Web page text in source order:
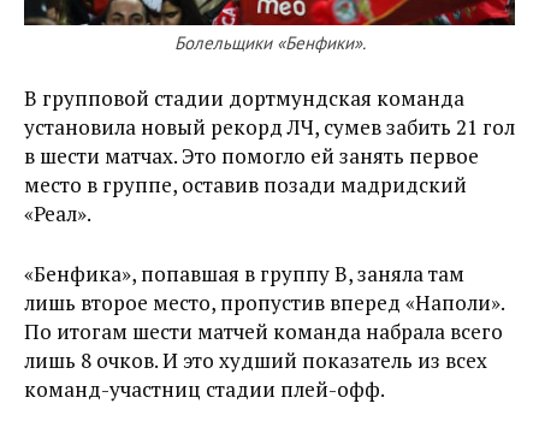
Болельщики «Бенфики».
В групповой стадии дортмундская команда
установила новый рекорд ЛЧ, сумев забить 21 гол
в шести матчах. Это помогло ей занять первое
место в группе, оставив позади мадридский
«Реал».
«Бенфика», попавшая в группу B, заняла там
лишь второе место, пропустив вперед «Наполи».
По итогам шести матчей команда набрала всего
лишь 8 очков. И это худший показатель из всех
команд-участниц стадии плей-офф.